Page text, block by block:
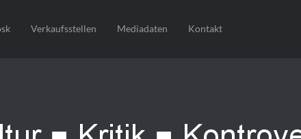
Verkaufsstellen Mediadaten Kontakt